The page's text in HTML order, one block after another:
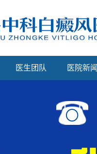
医生团队 医院新闻